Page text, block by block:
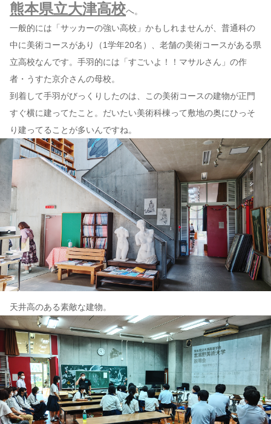
熊本県立大津高校へ。
一般的には「サッカーの強い高校」かもしれませんが、普通科の
中に美術コースがあり（1学年20名）、老舗の美術コースがある県
立高校なんです。手羽的には「すごいよ！！マサルさん」の作
者・うすた京介さんの母校。
到着して手羽がびっくりしたのは、この美術コースの建物が正門
すぐ横に建ってたこと。だいたい美術科棟って敷地の奥にひっそ
り建ってることが多いんですね。
天井高のある素敵な建物。